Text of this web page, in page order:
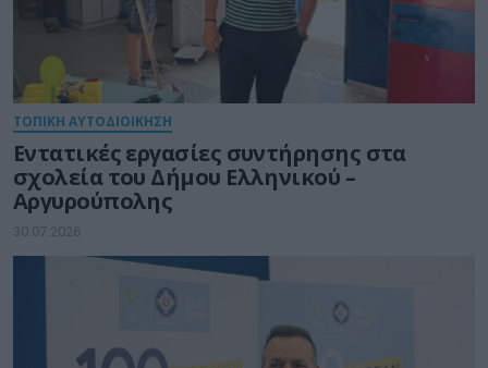
ΤΟΠΙΚΗ ΑΥΤΟΔΙΟΙΚΗΣΗ
Εντατικές εργασίες συντήρησης στα
σχολεία του Δήμου Ελληνικού –
Αργυρούπολης
30.07.2026